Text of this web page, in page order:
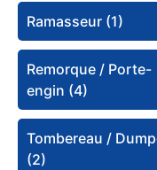
Ramasseur (1)
Remorque / Porte-
engin (4)
Tombereau /
(2)